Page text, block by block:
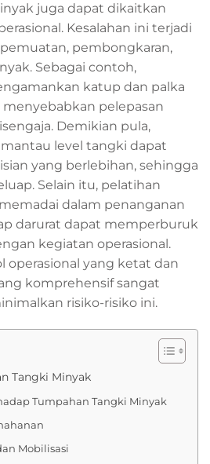
juga dapat dikaitkan
Kesalahan ini terjadi
pembongkaran,
Sebagai contoh,
katup dan palka
pelepasan
Demikian pula,
level tangki dapat
yang berlebihan, sehingga
Selain itu, pelatihan
dalam penanganan
darurat dapat memperburuk
kegiatan operasional.
operasional yang ketat dan
komprehensif sangat
risiko-risiko ini.
Tangki Minyak
Tumpahan Tangki Minyak
Mobilisasi